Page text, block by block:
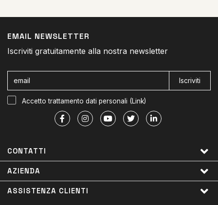
EMAIL NEWSLETTER
Iscriviti gratuitamente alla nostra newsletter
Iscriviti
Accetto trattamento dati personali (Link)
CONTATTI
AZIENDA
ASSISTENZA CLIENTI